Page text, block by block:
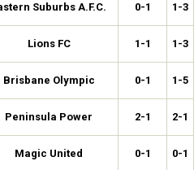
Suburbs A.F.C. 0-1 1-3
Lions FC 1-1 1-3
Brisbane Olympic 0-1 1-5
Peninsula Power 2-1 2-1
Magic United 0-1 0-1